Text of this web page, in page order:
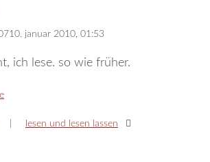
10. januar 2010, 01:53
ich lese. so wie früher.
lesen und lesen lassen